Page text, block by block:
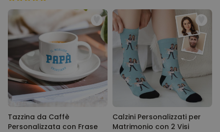
Tazzina da Caffè
Personalizzata con Frase
Calzini Personalizzati per
Matrimonio con 2 Visi